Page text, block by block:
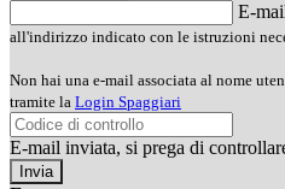
E-
all'indirizzo indicato con le istruzioni
Non hai una e-mail associata al nome
tramite la Login Spaggiari
E-mail inviata, si prega di